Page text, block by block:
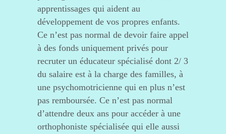
apprentissages qui aident au
développement de vos propres enfants.
Ce n’est pas normal de devoir faire appel
à des fonds uniquement privés pour
recruter un éducateur spécialisé dont 2/ 3
du salaire est à la charge des familles, à
une psychomotricienne qui en plus n’est
pas remboursée. Ce n’est pas normal
d’attendre deux ans pour accéder à une
orthophoniste spécialisée qui elle aussi